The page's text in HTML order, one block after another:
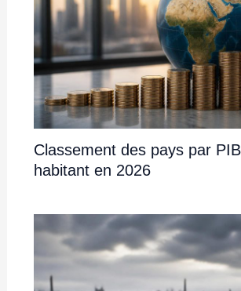
Classement des pays par
habitant en 2026